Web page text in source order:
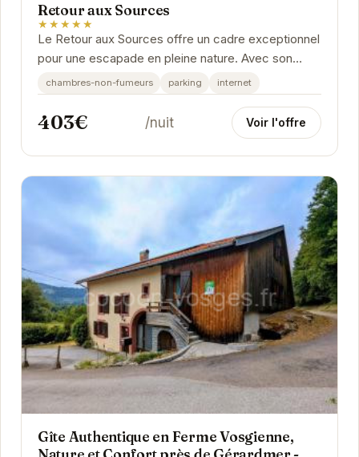
Retour aux Sources
★★★★★
Le Retour aux Sources offre un cadre exceptionnel
pour une escapade en pleine nature. Avec son
ambiance chaleureuse et ses prestations de
qualité,...
chambres-non-fumeurs parking internet
403€ /nuit Voir l'offre
Gîte Authentique en Ferme Vosgienne,